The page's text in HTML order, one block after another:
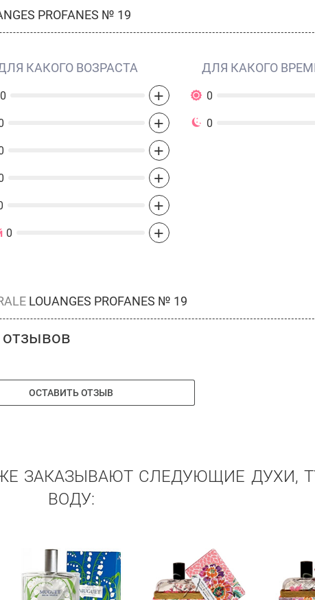
PROFANES № 19
КАКОГО ВОЗРАСТА
0 +
+
+
+
+
0 +
ДЛЯ КАКОГО
0
0
LOUANGES PROFANES № 19
отзывов
ОСТАВИТЬ ОТЗЫВ
ЗАКАЗЫВАЮТ СЛЕДУЮЩИЕ ДУХИ,
ВОДУ: